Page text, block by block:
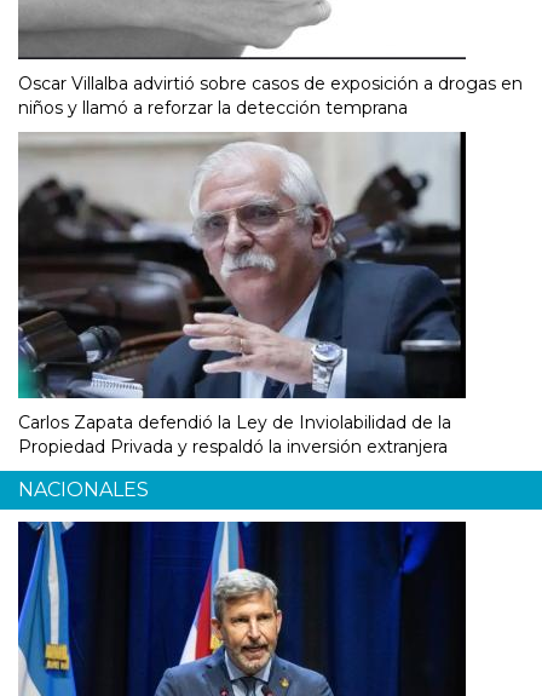
Oscar Villalba advirtió sobre casos de exposición a drogas en
niños y llamó a reforzar la detección temprana
Carlos Zapata defendió la Ley de Inviolabilidad de la
Propiedad Privada y respaldó la inversión extranjera
NACIONALES